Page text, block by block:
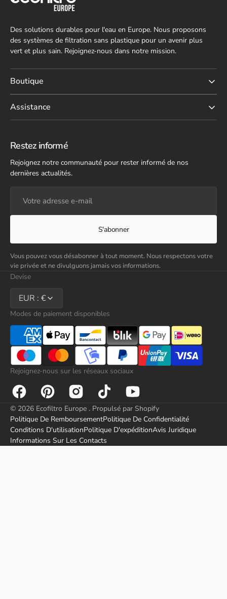
Des solutions durables pour l'eau en Europe. Nous proposons
des systèmes de filtration sans plastique pour un avenir plus
vert et plus sain. Rejoignez-nous dans notre mission.
Boutique
Assistance
Restez informé
Rejoignez notre communauté pour rester informé de nos
dernières actualités.
adresse
e-
S'abonner
Vous pouvez vous désabonner à tout moment. Nous respectons votre
vie privée et ne divulguons jamais vos informations.
Devise
EUR : €
Modes de paiement disponibles
Rejoignez-nous sur les réseaux sociaux
Facebook Pinterest InstagramTikTok
YouTube
© 2026 Ecofiltro Europe . Propulsé par Shopify
Politique De RemboursementPolitique De Confidentialité
Conditions D'utilisationPolitique D'expéditionAvis Juridique
Informations Sur Les Contacts